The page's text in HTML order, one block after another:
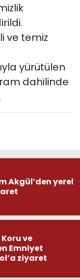
ve temiz
yürütülen
dahilinde
Akgül’den yerel
ve
Emniyet
ziyaret